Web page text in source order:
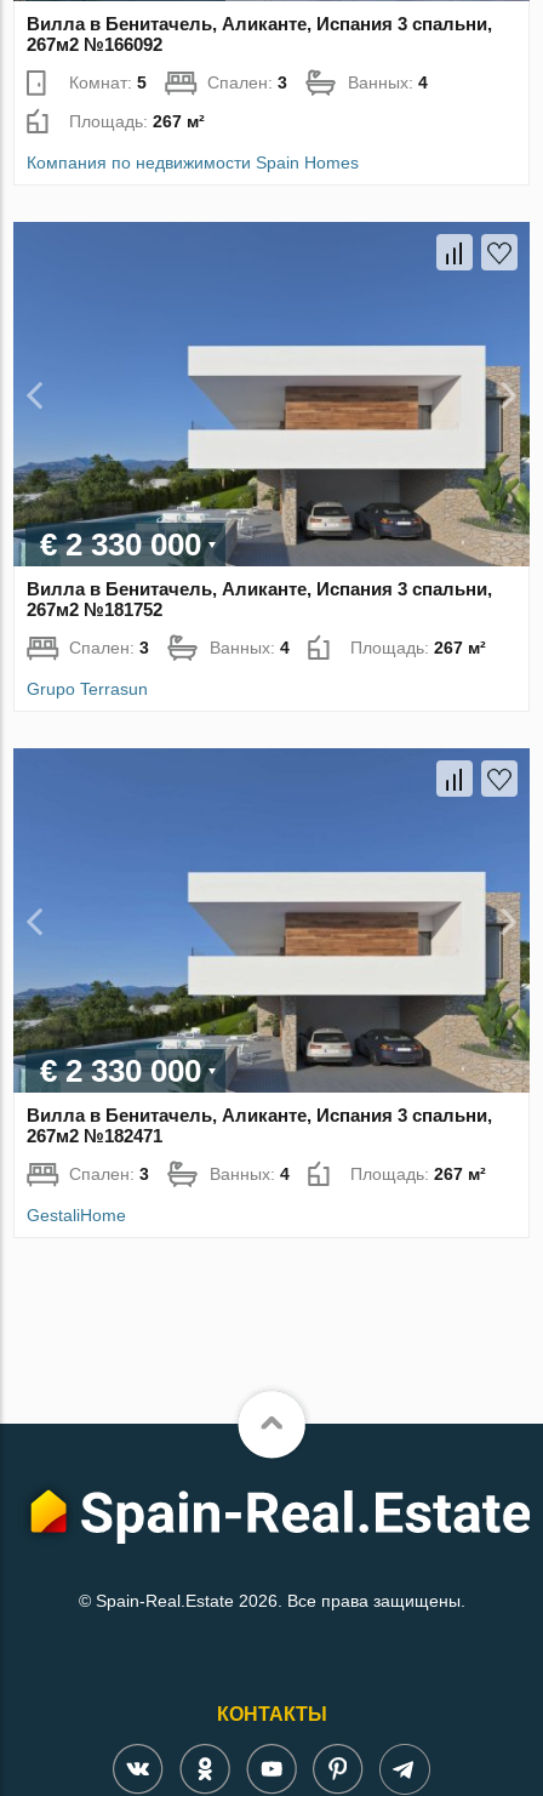
Вилла в Бенитачель, Аликанте, Испания 3 спальни,
267м2 №166092
Комнат:5 Спален:3 Ванных:4
Площадь:267 м²
Компания по недвижимости Spain Homes
€ 2 330 000
Вилла в Бенитачель, Аликанте, Испания 3 спальни,
267м2 №181752
Спален:3 Ванных:4 Площадь:267 м²
Grupo Terrasun
€ 2 330 000
Вилла в Бенитачель, Аликанте, Испания 3 спальни,
267м2 №182471
Спален:3 Ванных:4 Площадь:267 м²
GestaliHome
© Spain-Real.Estate 2026. Все права защищены.
КОНТАКТЫ